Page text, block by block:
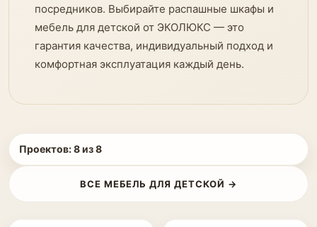
посредников. Выбирайте распашные шкафы и
мебель для детской от ЭКОЛЮКС — это
гарантия качества, индивидуальный подход и
комфортная эксплуатация каждый день.
Проектов:8из8
ВСЕ МЕБЕЛЬ ДЛЯ ДЕТСКОЙ →